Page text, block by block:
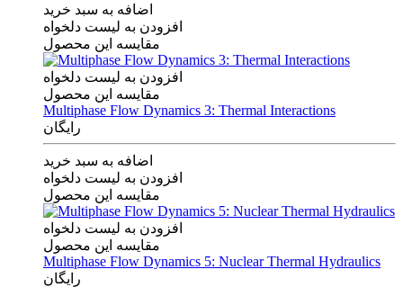
اضافه به سبد خرید
افزودن به لیست دلخواه
مقایسه این محصول
افزودن به لیست دلخواه
مقایسه این محصول
Multiphase Flow Dynamics 3: Thermal Interactions
رایگان
اضافه به سبد خرید
افزودن به لیست دلخواه
مقایسه این محصول
افزودن به لیست دلخواه
مقایسه این محصول
Multiphase Flow Dynamics 5: Nuclear Thermal Hydraulics
رایگان